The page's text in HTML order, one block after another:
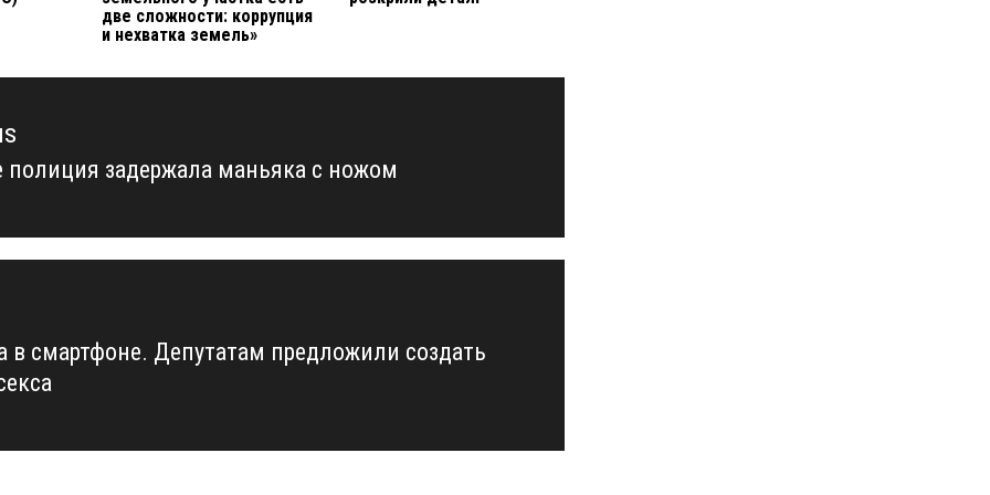
две сложности: коррупция
и нехватка земель»
полиция задержала маньяка с ножом
в смартфоне. Депутатам предложили создать